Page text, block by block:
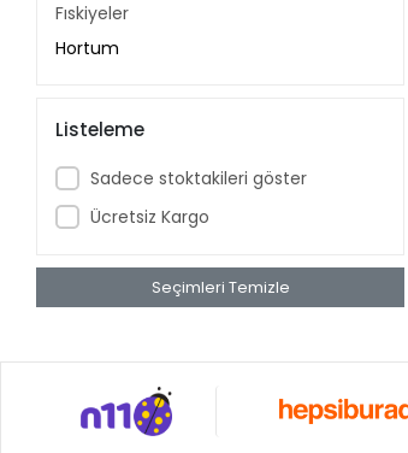
Fıskiyeler
Hortum
Listeleme
Sadece stoktakileri göster
Ücretsiz Kargo
Seçimleri Temizle